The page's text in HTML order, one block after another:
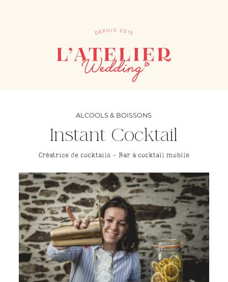
ALCOOLS & BOISSONS
Instant Cocktail
Créatrice de cocktails - Bar à cocktail mobile